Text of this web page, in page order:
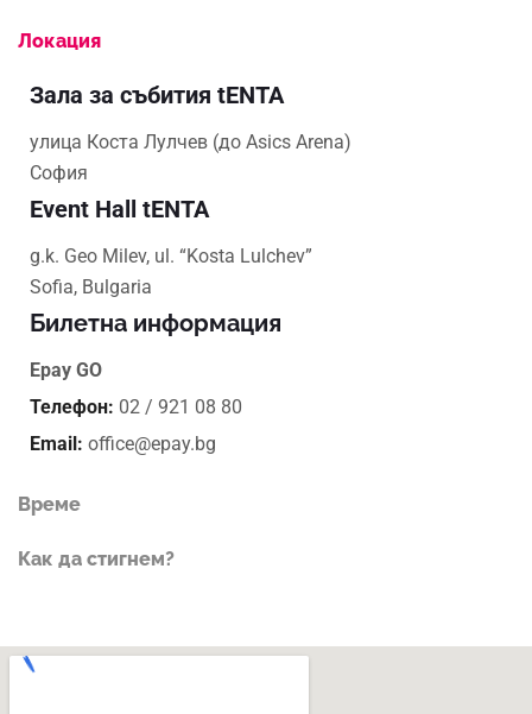
Локация
Зала за събития tENTA
улица Коста Лулчев (до Asics Arena)
София
Event Hall tENTA
g.k. Geo Milev, ul. “Kosta Lulchev”
Sofia, Bulgaria
Билетна информация
Epay GO
Телефон: 02 / 921 08 80
Email: office@epay.bg
Време
Как да стигнем?